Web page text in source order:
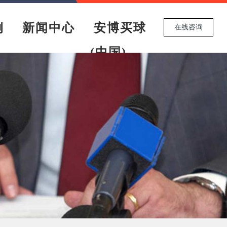
新闻中心
安博买球
(中国)
在线咨询